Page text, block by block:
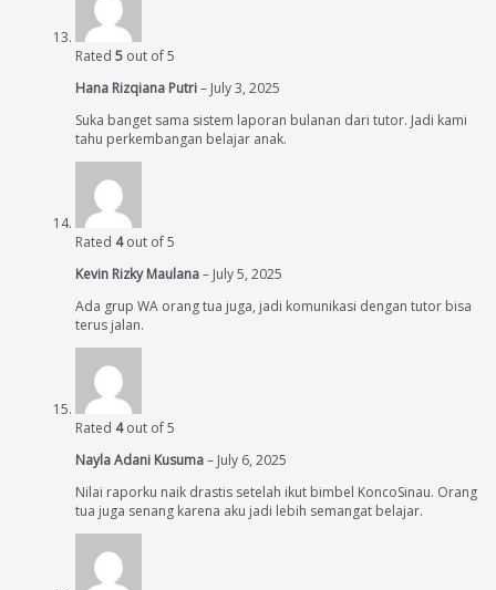
Rated 5 out of 5
Hana Rizqiana Putri– July 3, 2025
Suka banget sama sistem laporan bulanan dari tutor. Jadi kami
tahu perkembangan belajar anak.
Rated 4out of 5
Kevin Rizky Maulana– July 5, 2025
Ada grup WA orang tua juga, jadi komunikasi dengan tutor bisa
terus jalan.
Rated 4out of 5
Nayla Adani Kusuma– July 6, 2025
Nilai raporku naik drastis setelah ikut bimbel KoncoSinau. Orang
tua juga senang karena aku jadi lebih semangat belajar.